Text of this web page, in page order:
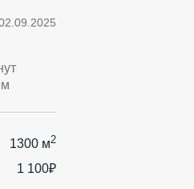
1300 м2
1 100₽